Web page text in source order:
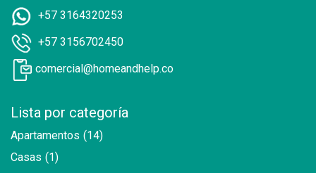
+57 3164320253
+57 3156702450
comercial@homeandhelp.co
Lista por categoría
Apartamentos (14)
Casas (1)